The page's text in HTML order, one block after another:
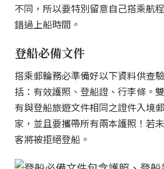
不同，所以要特別留意自己搭乘航
錯過上船時間。
登船必備文件
搭乘郵輪務必準備好以下資料供查
括：有效護照、登船證、行李條。
有與登船旅遊文件相同之證件入境
家，並且要攜帶所有兩本護照！若
客將被拒絕登船。